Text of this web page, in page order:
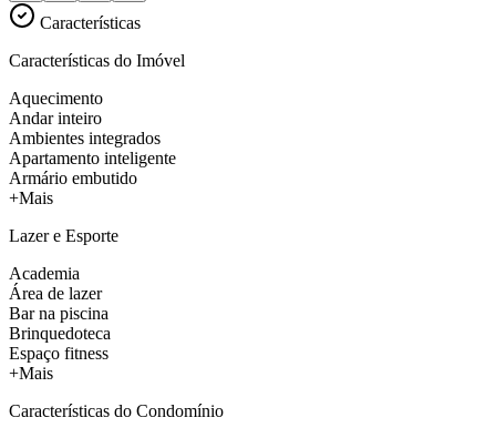
Características
Características do Imóvel
Aquecimento
Andar inteiro
Ambientes integrados
Apartamento inteligente
Armário embutido
+Mais
Lazer e Esporte
Academia
Área de lazer
Bar na piscina
Brinquedoteca
Espaço fitness
+Mais
Características do Condomínio